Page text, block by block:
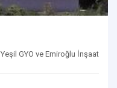
Yeşil GYO ve Emiroğlu İnşaat